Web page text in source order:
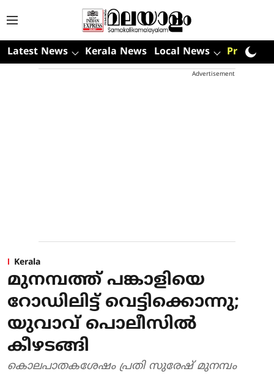
Latest News Kerala News Local News Premium
Advertisement
Kerala
മുനമ്പത്ത് പങ്കാളിയെ
റോഡിലിട്ട് വെട്ടിക്കൊന്നു;
യുവാവ് പൊലീസില്‍
കീഴടങ്ങി
കൊലപാതകശേഷം പ്രതി സുരേഷ് മുനമ്പം